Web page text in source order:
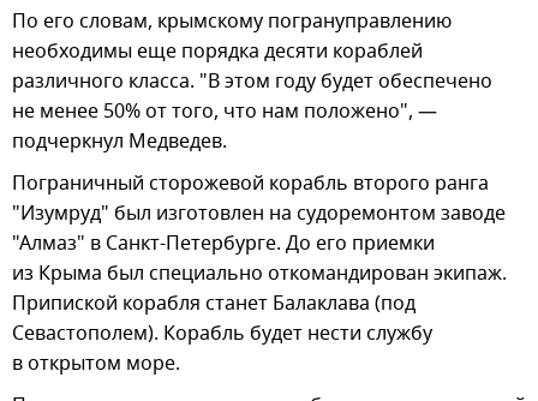
По его словам, крымскому погрануправлению
необходимы еще порядка десяти кораблей
различного класса. "В этом году будет обеспечено
не менее 50% от того, что нам положено", —
подчеркнул Медведев.
Пограничный сторожевой корабль второго ранга
"Изумруд" был изготовлен на судоремонтом заводе
"Алмаз" в Санкт-Петербурге. До его приемки
из Крыма был специально откомандирован экипаж.
Припиской корабля станет Балаклава (под
Севастополем). Корабль будет нести службу
в открытом море.